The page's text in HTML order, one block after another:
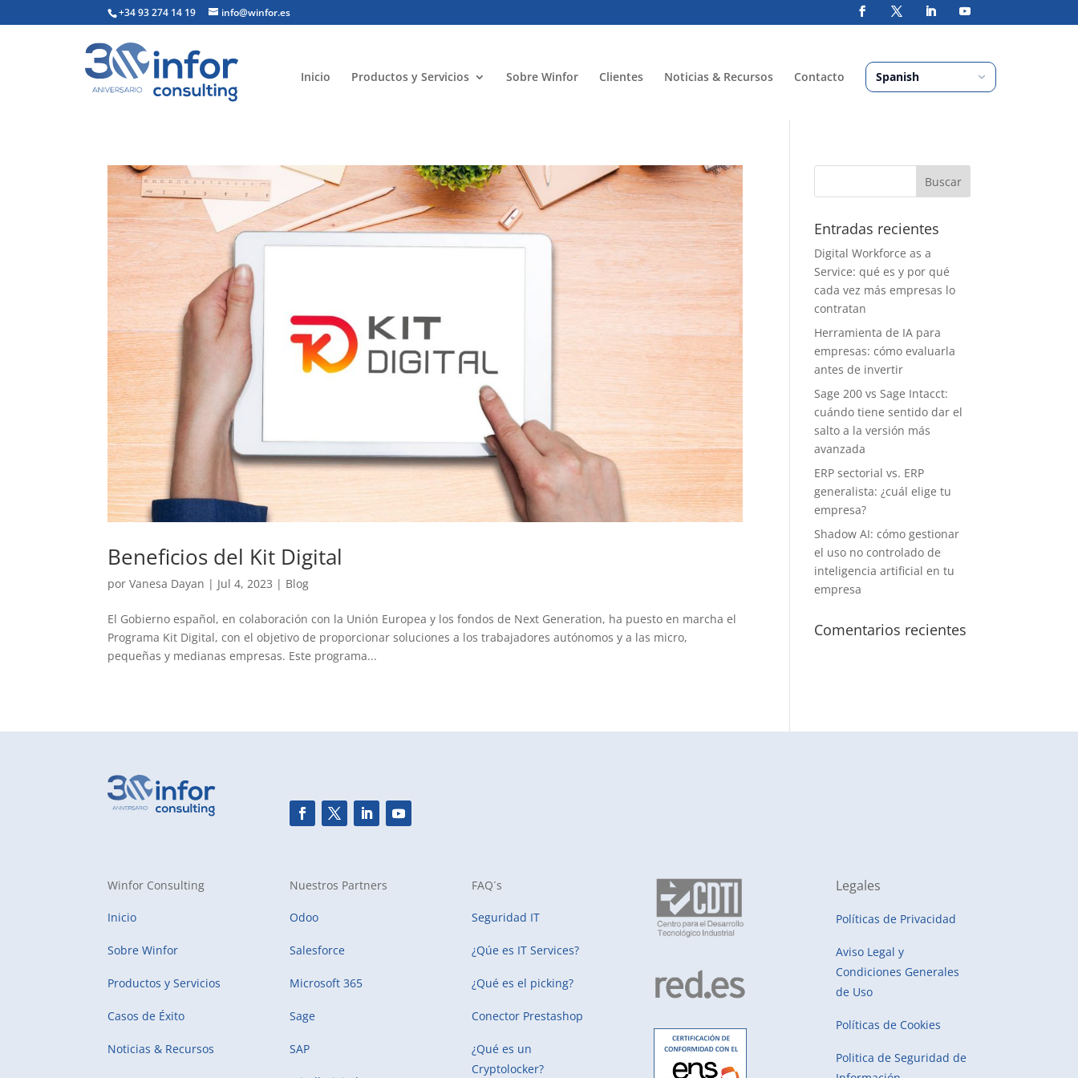
+34 93 274 14 19 info@winfor.es
Inicio Productos y Servicios Sobre Winfor Clientes Noticias & Recursos Contacto
Beneficios del Kit Digital
porVanesa Dayan | Jul 4, 2023 | Blog
El Gobierno español, en colaboración con la Unión Europea y los fondos de Next Generation, ha puesto en marcha el
Programa Kit Digital, con el objetivo de proporcionar soluciones a los trabajadores autónomos y a las micro,
pequeñas y medianas empresas. Este programa...
Entradas recientes
Digital Workforce as a
Service: qué es y por qué
cada vez más empresas lo
contratan
Herramienta de IA para
empresas: cómo evaluarla
antes de invertir
Sage 200 vs Sage Intacct:
cuándo tiene sentido dar el
salto a la versión más
avanzada
ERP sectorial vs. ERP
generalista: ¿cuál elige tu
empresa?
Shadow AI: cómo gestionar
el uso no controlado de
inteligencia artificial en tu
empresa
Comentarios recientes
Winfor Consulting
Inicio
Sobre Winfor
Productos y Servicios
Casos de Éxito
Noticias & Recursos
Nuestros Partners
Odoo
Salesforce
Microsoft 365
Sage
SAP
FAQ´s
Seguridad IT
¿Qúe es IT Services?
¿Qué es el picking?
Conector Prestashop
¿Qué es un
Cryptolocker?
Legales
Políticas de Privacidad
Aviso Legal y
Condiciones Generales
de Uso
Políticas de Cookies
Politica de Seguridad de